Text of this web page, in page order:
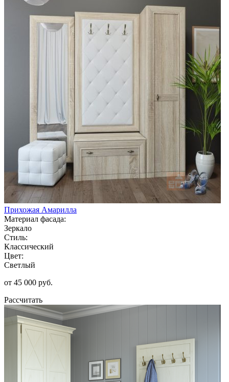
Прихожая Амарилла
Материал фасада:
Зеркало
Стиль:
Классический
Цвет:
Светлый
от 45 000 руб.
Рассчитать